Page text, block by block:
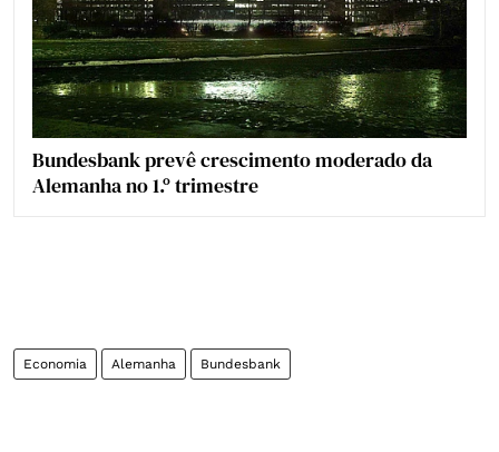
Bundesbank prevê crescimento moderado da
Alemanha no 1.º trimestre
Economia Alemanha Bundesbank